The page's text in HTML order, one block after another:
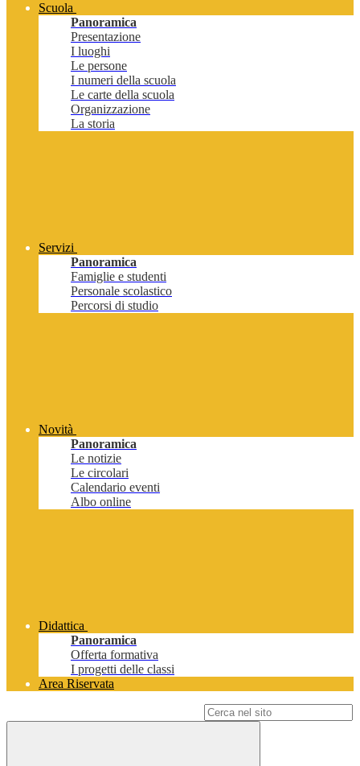
Scuola
Panoramica
Presentazione
I luoghi
Le persone
I numeri della scuola
Le carte della scuola
Organizzazione
La storia
Servizi
Panoramica
Famiglie e studenti
Personale scolastico
Percorsi di studio
Novità
Panoramica
Le notizie
Le circolari
Calendario eventi
Albo online
Didattica
Panoramica
Offerta formativa
I progetti delle classi
Area Riservata